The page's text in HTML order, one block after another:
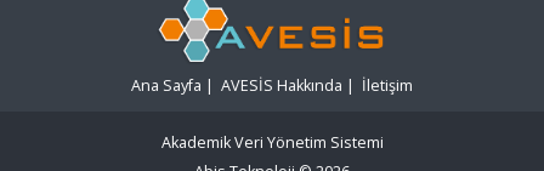
Ana Sayfa | AVESİS Hakkında | İletişim
Akademik Veri Yönetim Sistemi